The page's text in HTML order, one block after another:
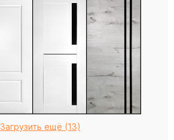
Загрузить ещё (13)